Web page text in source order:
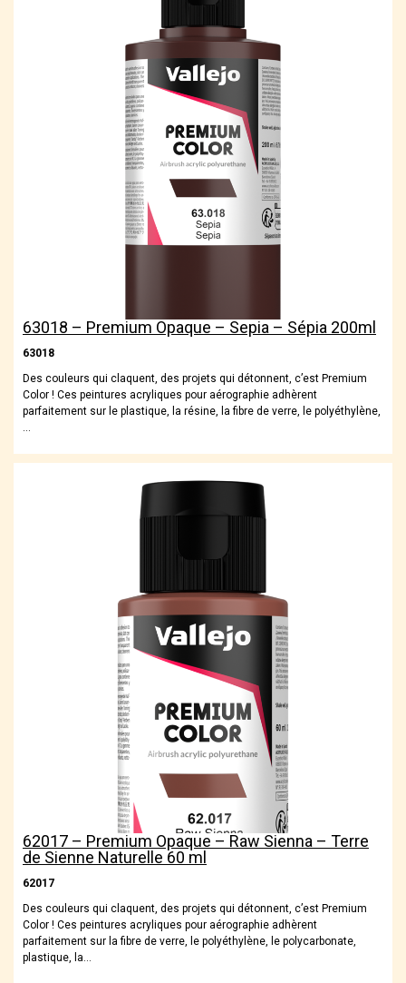
63018 – Premium Opaque – Sepia – Sépia 200ml
63018
Des couleurs qui claquent, des projets qui détonnent, c’est Premium
Color ! Ces peintures acryliques pour aérographie adhèrent
parfaitement sur le plastique, la résine, la fibre de verre, le polyéthylène,
…
62017 – Premium Opaque – Raw Sienna – Terre
de Sienne Naturelle 60 ml
62017
Des couleurs qui claquent, des projets qui détonnent, c’est Premium
Color ! Ces peintures acryliques pour aérographie adhèrent
parfaitement sur la fibre de verre, le polyéthylène, le polycarbonate,
plastique, la…